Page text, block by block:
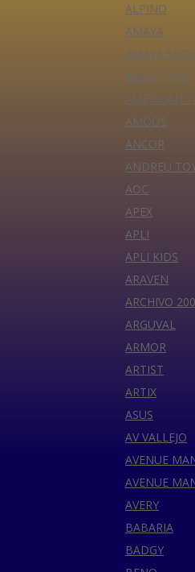
ALPINO
AMAYA
AMAYA
AMBI TOYS
AMERICAN
AMOOS
ANCOR
ANDREU
AOC
APEX
APLI
APLI KIDS
ARAVEN
ARCHIVO
ARGUVAL
ARMOR
ARTIST
ARTIX
ASUS
AV VALLEJO
AVENUE
AVENUE
AVERY
BABARIA
BADGY